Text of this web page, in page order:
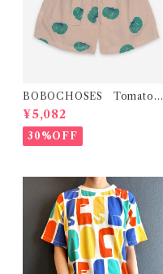
BOBOCHOSES Tomatoes
All Over Woven Shorts
¥5,082
30%OFF